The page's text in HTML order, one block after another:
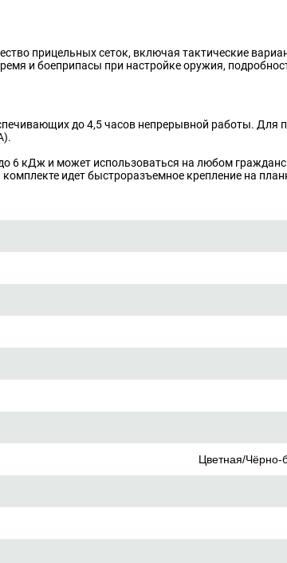
прицельных сеток, включая тактические
и боеприпасы при настройке оружия,
до 4,5 часов непрерывной работы. Для
6 кДж и может использоваться на любом
идет быстроразъемное крепление на
Цветная/